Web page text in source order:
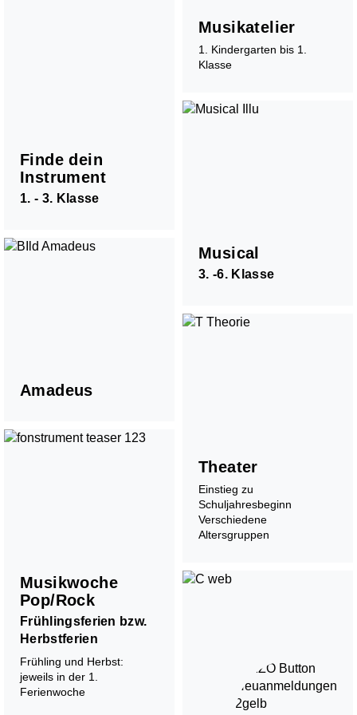
Förderung
Stufentest
Musiktheorie - Musik verstehen und kreieren
Musiktherapie
Chöre
Zusammenspiel
Kinderorchester Pfäffikon
Kinderorchester Rüti
Musikatelier
1. Kindergarten bis 1.
Klasse
Finde dein
Instrument
1. - 3. Klasse
Musical
3. -6. Klasse
Amadeus
Theater
Einstieg zu
Schuljahresbeginn
Verschiedene
Altersgruppen
Musikwoche
Pop/Rock
Frühlingsferien bzw.
Herbstferien
Frühling und Herbst:
jeweils in der 1.
Ferienwoche